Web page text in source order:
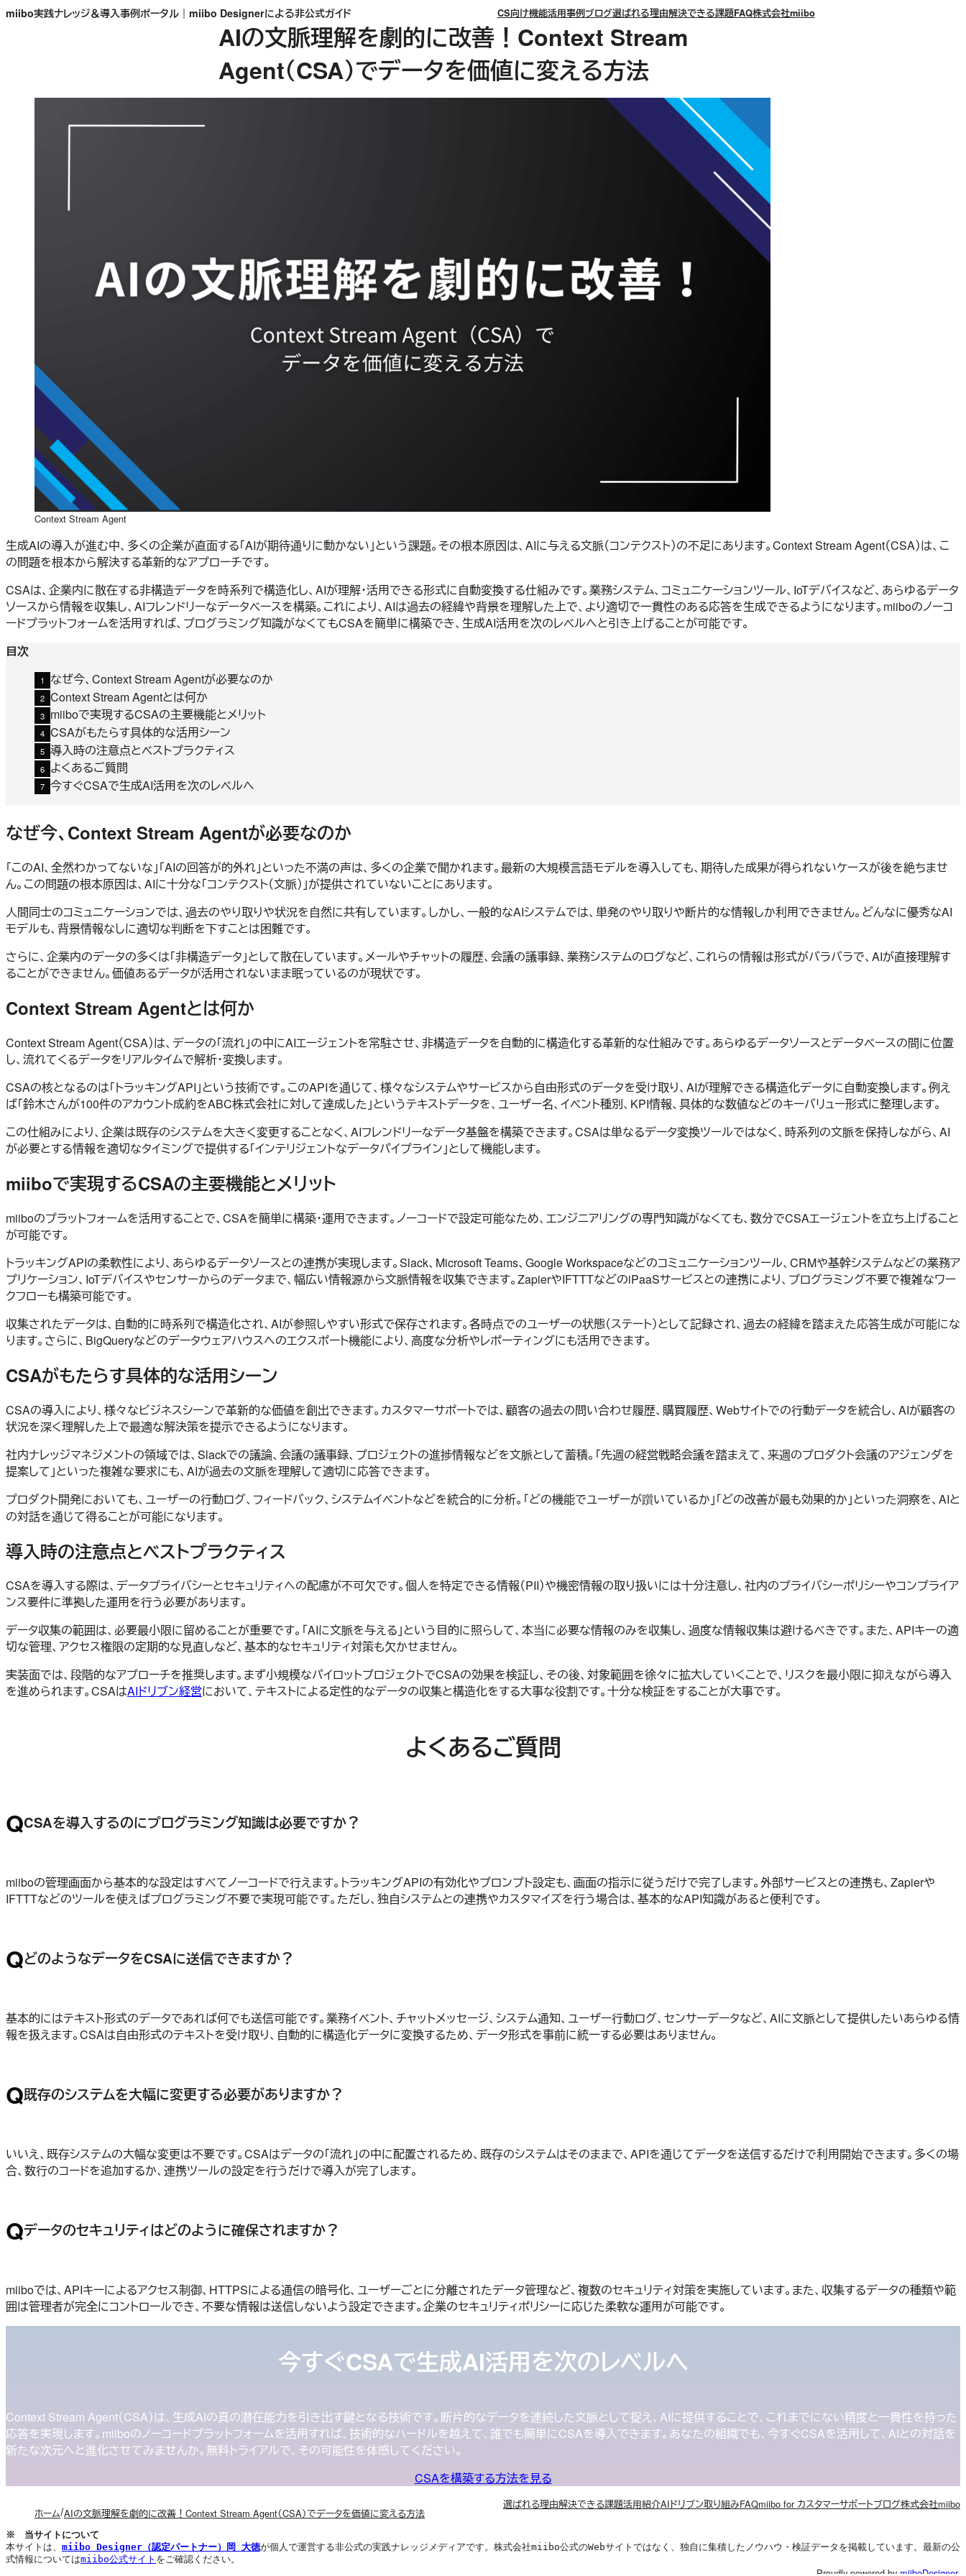
内
miibo実践ナレッジ＆導入事例ポータル｜miibo Designerによる非公式ガイド CS向け機能活用事例ブログ選ばれる理由解決できる課題FAQ株式会社miibo
AIの文脈理解を劇的に改善！Context Stream
Agent（CSA）でデータを価値に変える方法
Context Stream Agent
生成AIの導入が進む中、多くの企業が直面する「AIが期待通りに動かない」という課題。その根本原因は、AIに与える文脈（コンテクスト）の不足にあります。Context Stream Agent（CSA）は、こ
の問題を根本から解決する革新的なアプローチです。
CSAは、企業内に散在する非構造データを時系列で構造化し、AIが理解・活用できる形式に自動変換する仕組みです。業務システム、コミュニケーションツール、IoTデバイスなど、あらゆるデータ
ソースから情報を収集し、AIフレンドリーなデータベースを構築。これにより、AIは過去の経緯や背景を理解した上で、より適切で一貫性のある応答を生成できるようになります。miiboのノーコ
ードプラットフォームを活用すれば、プログラミング知識がなくてもCSAを簡単に構築でき、生成AI活用を次のレベルへと引き上げることが可能です。
目次
なぜ今、Context Stream Agentが必要なのか
Context Stream Agentとは何か
miiboで実現するCSAの主要機能とメリット
CSAがもたらす具体的な活用シーン
導入時の注意点とベストプラクティス
よくあるご質問
今すぐCSAで生成AI活用を次のレベルへ
なぜ今、Context Stream Agentが必要なのか
「このAI、全然わかってないな」「AIの回答が的外れ」といった不満の声は、多くの企業で聞かれます。最新の大規模言語モデルを導入しても、期待した成果が得られないケースが後を絶ちませ
ん。この問題の根本原因は、AIに十分な「コンテクスト（文脈）」が提供されていないことにあります。
人間同士のコミュニケーションでは、過去のやり取りや状況を自然に共有しています。しかし、一般的なAIシステムでは、単発のやり取りや断片的な情報しか利用できません。どんなに優秀なAI
モデルも、背景情報なしに適切な判断を下すことは困難です。
さらに、企業内のデータの多くは「非構造データ」として散在しています。メールやチャットの履歴、会議の議事録、業務システムのログなど、これらの情報は形式がバラバラで、AIが直接理解す
ることができません。価値あるデータが活用されないまま眠っているのが現状です。
Context Stream Agentとは何か
Context Stream Agent（CSA）は、データの「流れ」の中にAIエージェントを常駐させ、非構造データを自動的に構造化する革新的な仕組みです。あらゆるデータソースとデータベースの間に位置
し、流れてくるデータをリアルタイムで解析・変換します。
CSAの核となるのは「トラッキングAPI」という技術です。このAPIを通じて、様々なシステムやサービスから自由形式のデータを受け取り、AIが理解できる構造化データに自動変換します。例え
ば「鈴木さんが100件のアカウント成約をABC株式会社に対して達成した」というテキストデータを、ユーザー名、イベント種別、KPI情報、具体的な数値などのキーバリュー形式に整理します。
この仕組みにより、企業は既存のシステムを大きく変更することなく、AIフレンドリーなデータ基盤を構築できます。CSAは単なるデータ変換ツールではなく、時系列の文脈を保持しながら、AI
が必要とする情報を適切なタイミングで提供する「インテリジェントなデータパイプライン」として機能します。
miiboで実現するCSAの主要機能とメリット
miiboのプラットフォームを活用することで、CSAを簡単に構築・運用できます。ノーコードで設定可能なため、エンジニアリングの専門知識がなくても、数分でCSAエージェントを立ち上げること
が可能です。
トラッキングAPIの柔軟性により、あらゆるデータソースとの連携が実現します。Slack、Microsoft Teams、Google Workspaceなどのコミュニケーションツール、CRMや基幹システムなどの業務ア
プリケーション、IoTデバイスやセンサーからのデータまで、幅広い情報源から文脈情報を収集できます。ZapierやIFTTTなどのiPaaSサービスとの連携により、プログラミング不要で複雑なワー
クフローも構築可能です。
収集されたデータは、自動的に時系列で構造化され、AIが参照しやすい形式で保存されます。各時点でのユーザーの状態（ステート）として記録され、過去の経緯を踏まえた応答生成が可能にな
ります。さらに、BigQueryなどのデータウェアハウスへのエクスポート機能により、高度な分析やレポーティングにも活用できます。
CSAがもたらす具体的な活用シーン
CSAの導入により、様々なビジネスシーンで革新的な価値を創出できます。カスタマーサポートでは、顧客の過去の問い合わせ履歴、購買履歴、Webサイトでの行動データを統合し、AIが顧客の
状況を深く理解した上で最適な解決策を提示できるようになります。
社内ナレッジマネジメントの領域では、Slackでの議論、会議の議事録、プロジェクトの進捗情報などを文脈として蓄積。「先週の経営戦略会議を踏まえて、来週のプロダクト会議のアジェンダを
提案して」といった複雑な要求にも、AIが過去の文脈を理解して適切に応答できます。
プロダクト開発においても、ユーザーの行動ログ、フィードバック、システムイベントなどを統合的に分析。「どの機能でユーザーが躓いているか」「どの改善が最も効果的か」といった洞察を、AIと
の対話を通じて得ることが可能になります。
導入時の注意点とベストプラクティス
CSAを導入する際は、データプライバシーとセキュリティへの配慮が不可欠です。個人を特定できる情報（PII）や機密情報の取り扱いには十分注意し、社内のプライバシーポリシーやコンプライア
ンス要件に準拠した運用を行う必要があります。
データ収集の範囲は、必要最小限に留めることが重要です。「AIに文脈を与える」という目的に照らして、本当に必要な情報のみを収集し、過度な情報収集は避けるべきです。また、APIキーの適
切な管理、アクセス権限の定期的な見直しなど、基本的なセキュリティ対策も欠かせません。
実装面では、段階的なアプローチを推奨します。まず小規模なパイロットプロジェクトでCSAの効果を検証し、その後、対象範囲を徐々に拡大していくことで、リスクを最小限に抑えながら導入
を進められます。CSAはAIドリブン経営において、テキストによる定性的なデータの収集と構造化をする大事な役割です。十分な検証をすることが大事です。
よくあるご質問
QCSAを導入するのにプログラミング知識は必要ですか？
miiboの管理画面から基本的な設定はすべてノーコードで行えます。トラッキングAPIの有効化やプロンプト設定も、画面の指示に従うだけで完了します。外部サービスとの連携も、Zapierや
IFTTTなどのツールを使えばプログラミング不要で実現可能です。ただし、独自システムとの連携やカスタマイズを行う場合は、基本的なAPI知識があると便利です。
QどのようなデータをCSAに送信できますか？
基本的にはテキスト形式のデータであれば何でも送信可能です。業務イベント、チャットメッセージ、システム通知、ユーザー行動ログ、センサーデータなど、AIに文脈として提供したいあらゆる情
報を扱えます。CSAは自由形式のテキストを受け取り、自動的に構造化データに変換するため、データ形式を事前に統一する必要はありません。
Q既存のシステムを大幅に変更する必要がありますか？
いいえ、既存システムの大幅な変更は不要です。CSAはデータの「流れ」の中に配置されるため、既存のシステムはそのままで、APIを通じてデータを送信するだけで利用開始できます。多くの場
合、数行のコードを追加するか、連携ツールの設定を行うだけで導入が完了します。
Qデータのセキュリティはどのように確保されますか？
miiboでは、APIキーによるアクセス制御、HTTPSによる通信の暗号化、ユーザーごとに分離されたデータ管理など、複数のセキュリティ対策を実施しています。また、収集するデータの種類や範
囲は管理者が完全にコントロールでき、不要な情報は送信しないよう設定できます。企業のセキュリティポリシーに応じた柔軟な運用が可能です。
今すぐCSAで生成AI活用を次のレベルへ
Context Stream Agent（CSA）は、生成AIの真の潜在能力を引き出す鍵となる技術です。断片的なデータを連続した文脈として捉え、AIに提供することで、これまでにない精度と一貫性を持った
応答を実現します。miiboのノーコードプラットフォームを活用すれば、技術的なハードルを越えて、誰でも簡単にCSAを導入できます。あなたの組織でも、今すぐCSAを活用して、AIとの対話を
新たな次元へと進化させてみませんか。無料トライアルで、その可能性を体感してください。
CSAを構築する方法を見る
ホーム AIの文脈理解を劇的に改善！Context Stream Agent（CSA）でデータを価値に変える方法
選ばれる理由解決できる課題活用紹介AIドリブン取り組みFAQmiibo for カスタマーサポートブログ株式会社miibo
※　当サイトについて
本サイトは、 miibo Designer（認定パートナー）岡 大徳が個人で運営する非公式の実践ナレッジメディアです。株式会社miibo公式のWebサイトではなく、独自に集積したノウハウ・検証データを掲載しています。最新の公
式情報についてはmiibo公式サイト をご確認ください。
Proudly powered by miiboDesigner.